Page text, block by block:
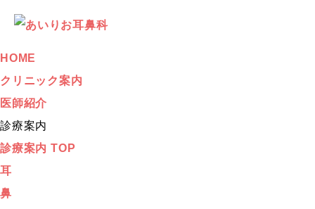
HOME
クリニック案内
医師紹介
診療案内
診療案内 TOP
耳
鼻